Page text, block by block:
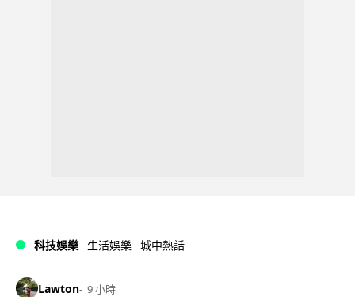
科技娛樂 生活娛樂 城中熱話
Lawton 9 小時